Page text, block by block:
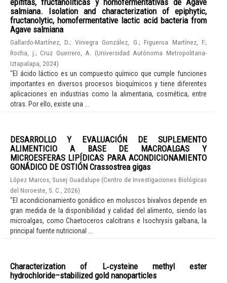
salmiana. Isolation and characterization of epiphytic,
fructanolytic, homofermentative lactic acid bacteria from
Agave salmiana
Gallardo-Martínez, D.; Viniegra González, G. ;Figueroa Martínez, F.;
Rocha, j. ;Cruz Guerrero, A. (Universidad Autónoma Metropolitana-
Iztapalapa 2024)
"El ácido láctico es un compuesto químico que cumple funciones
importantes en diversos procesos bioquímicos y tiene diferentes
aplicaciones en industrias como la alimentaria, cosmética, entre
otras. Por ello, existe una ...
DESARROLLO Y EVALUACIÓN DE SUPLEMENTO
ALIMENTICIO A BASE DE MACROALGAS Y
MICROESFERAS LIPÍDICAS PARA ACONDICIONAMIENTO
GONÁDICO DE OSTIÓN Crassostrea gigas
López Marcos, Susej Guadalupe (Centro de Investigaciones Biológicas
del Noroeste, S. C.
2026)
"El acondicionamiento gonádico en moluscos bivalvos depende en
gran medida de la disponibilidad y calidad del alimento, siendo las
microalgas, como Chaetoceros calcitrans e Isochrysis galbana, la
principal fuente nutricional ...
Characterization of L‑cysteine methyl ester
hydrochloride–stabilized gold nanoparticles